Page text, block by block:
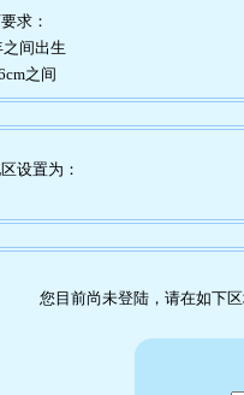
求：
间出生
之间
设置为：
您目前尚未登陆，请在如下